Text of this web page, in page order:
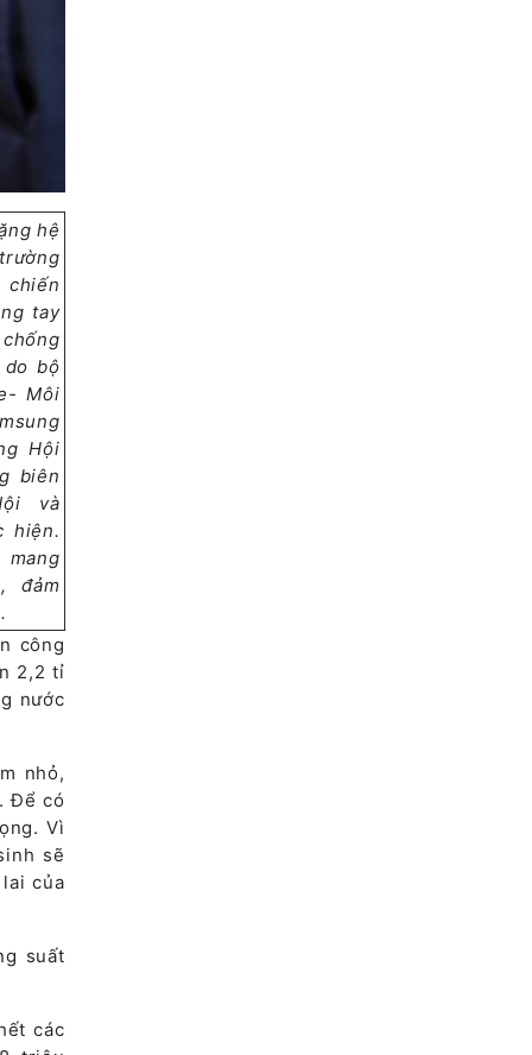
hệ
tay
bộ
Môi
Hội
biên
và
hiện.
đảm
công
2,2 tỉ
nước
nhỏ,
Để có
Vì
sẽ
của
suất
các